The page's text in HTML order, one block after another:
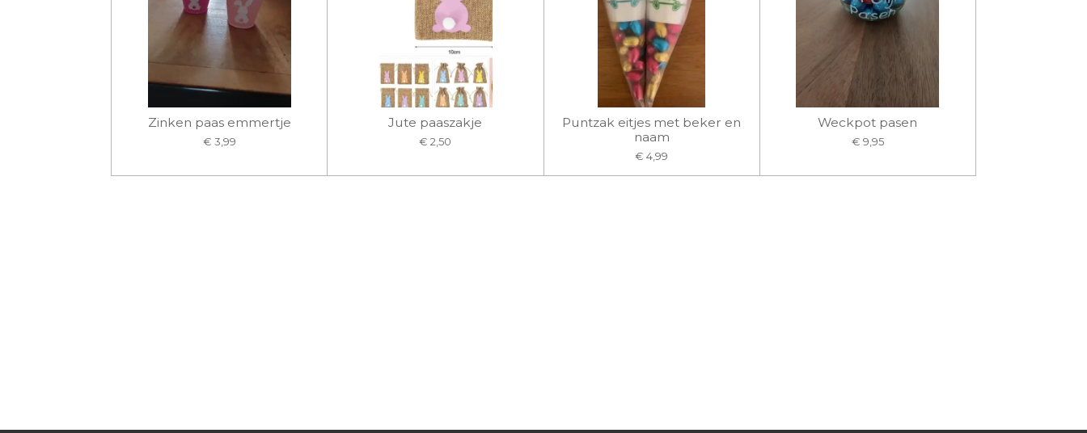
Zinken paas emmertje
€ 3,99
Jute paaszakje
€ 2,50
Puntzak eitjes met beker en
naam
€ 4,99
Weckpot pasen
€ 9,95